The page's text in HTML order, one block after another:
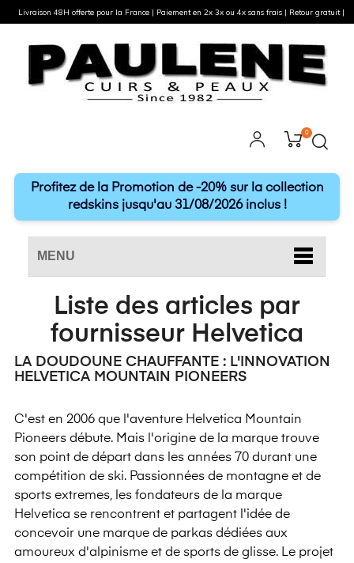
0
Profitez de la Promotion de -20% sur la collection
redskins jusqu'au 31/08/2026 inclus !
MENU
Liste des articles par
fournisseur Helvetica
LA DOUDOUNE CHAUFFANTE : L'INNOVATION
HELVETICA MOUNTAIN PIONEERS
C'est en 2006 que l'aventure Helvetica Mountain
Pioneers débute. Mais l'origine de la marque trouve
son point de départ dans les années 70 durant une
compétition de ski. Passionnées de montagne et de
sports extremes, les fondateurs de la marque
Helvetica se rencontrent et partagent l'idée de
concevoir une marque de parkas dédiées aux
amoureux d'alpinisme et de sports de glisse. Le projet
Livraison 48H offerte pour la France | Paiement en 2x 3x ou 4x sans frais | Retour gratuit |